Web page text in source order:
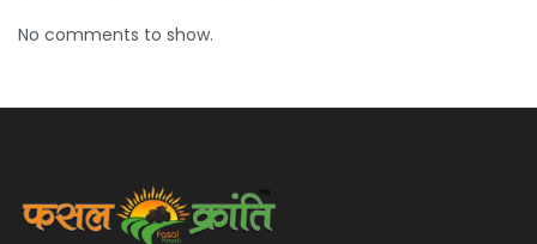
No comments to show.